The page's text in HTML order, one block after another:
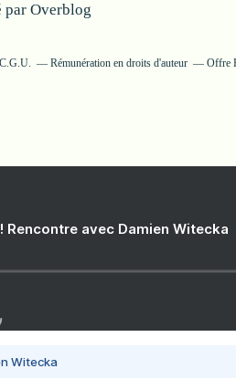
par Overblog
C.G.U. Rémunération en droits d'auteur Offre
avec Damien Witecka
Witecka